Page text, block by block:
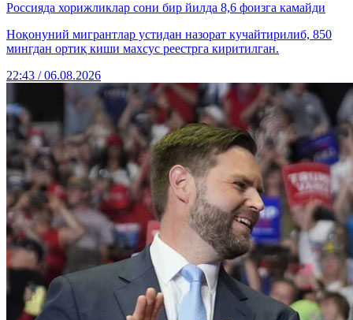
Россияда хорижликлар сони бир йилда 8,6 фоизга камайди
Ноқонуний мигрантлар устидан назорат кучайтирилиб, 850
мингдан ортиқ киши махсус реестрга киритилган.
22:43 / 06.08.2026